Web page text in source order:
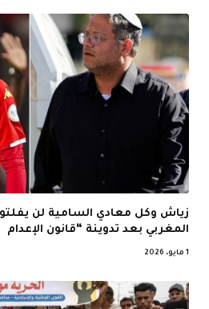
زياش وكل معادي السامية لن
المغربي بعد تدوينة “قانون الإعدام
1 مايو، 2026